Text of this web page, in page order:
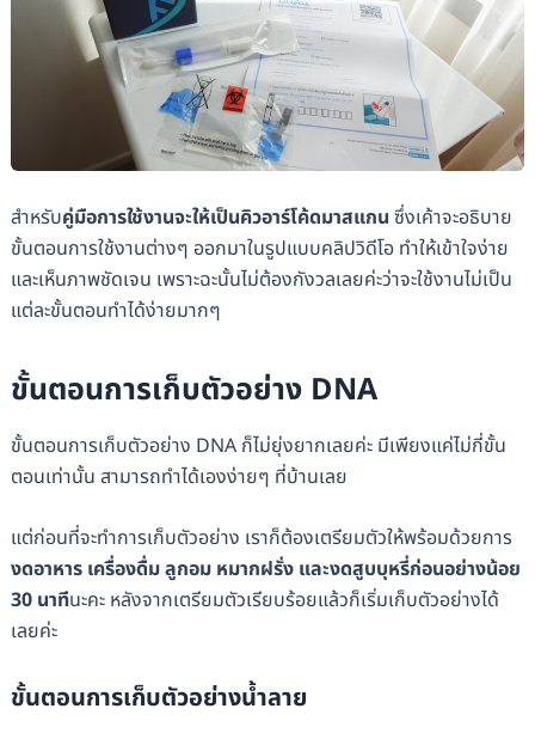
สำหรับคู่มือการใช้งานจะให้เป็นคิวอาร์โค้ดมาสแกน ซึ่งเค้าจะอธิบาย
ขั้นตอนการใช้งานต่างๆ ออกมาในรูปแบบคลิปวิดีโอ ทำให้เข้าใจง่าย
และเห็นภาพชัดเจน เพราะฉะนั้นไม่ต้องกังวลเลยค่ะว่าจะใช้งานไม่เป็น
แต่ละขั้นตอนทำได้ง่ายมากๆ
ขั้นตอนการเก็บตัวอย่าง DNA
ขั้นตอนการเก็บตัวอย่าง DNA ก็ไม่ยุ่งยากเลยค่ะ มีเพียงแค่ไม่กี่ขั้น
ตอนเท่านั้น สามารถทำได้เองง่ายๆ ที่บ้านเลย
แต่ก่อนที่จะทำการเก็บตัวอย่าง เราก็ต้องเตรียมตัวให้พร้อมด้วยการ
งดอาหาร เครื่องดื่ม ลูกอม หมากฝรั่ง และงดสูบบุหรี่ก่อนอย่างน้อย
30 นาทีนะคะ หลังจากเตรียมตัวเรียบร้อยแล้วก็เริ่มเก็บตัวอย่างได้
เลยค่ะ
ขั้นตอนการเก็บตัวอย่างน้ำลาย